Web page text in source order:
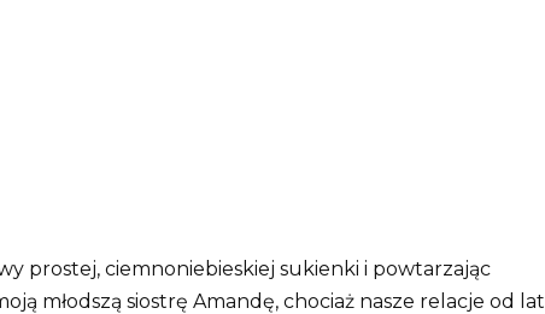
prostej, ciemnoniebieskiej sukienki i powtarzając
młodszą siostrę Amandę, chociaż nasze relacje od lat